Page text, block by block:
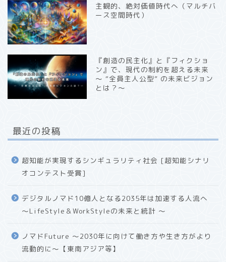
主観的、絶対価値時代へ（マルチバ
ース空間時代）
『創造の民主化』と『フィクショ
ン』で、現代の制約を超える未来
〜 “全員主人公型” の未来ビジョン
とは？〜
最近の投稿
超知能が実現するシンギュラリティ社会 [超知能シナリ
オコンテスト受賞]
デジタルノマド10億人となる2035年は加速する人流へ
〜LifeStyle＆WorkStyleの未来と統計 〜
ノマドFuture 〜2030年に向けて働き方や生き方がより
流動的に〜【東南アジア等】